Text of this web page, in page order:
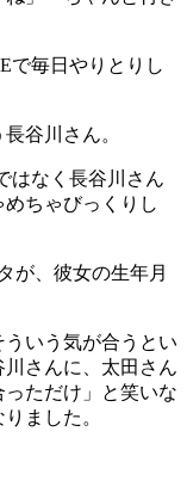
で毎日やりとりし
谷川さん。
はなく長谷川さん
ちゃびっくりし
が、彼女の生年月
ういう気が合うとい
さんに、太田さん
ただけ」と笑いな
ました。